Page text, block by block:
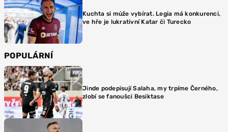
Kuchta si může vybírat. Legia má konkurenci,
ve hře je lukrativní Katar či Turecko
POPULÁRNÍ
Jinde podepisují Salaha, my trpíme Černého,
zlobí se fanoušci Besiktase